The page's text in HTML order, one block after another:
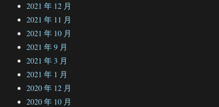
2021 年 12 月
2021 年 11 月
2021 年 10 月
2021 年 9 月
2021 年 3 月
2021 年 1 月
2020 年 12 月
2020 年 10 月